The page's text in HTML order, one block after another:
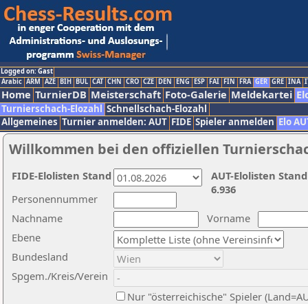
Logged on: Gast
Arabic ARM AZE BIH BUL CAT CHN CRO CZE DEN ENG ESP FAI FIN FRA GER GRE INA
Home TurnierDB Meisterschaft Foto-Galerie Meldekartei
Turnierschach-Elozahl Schnellschach-Elozahl
Allgemeines Turnier anmelden: AUT FIDE Spieler anmelden Elo
Willkommen bei den offiziellen
Nachname
Vorname
Ebene
Personennummer
Bundesland
Spgem./Kreis/Verein
Nur "österreichische" Spieler
AUT-Elolisten
6.936
FIDE-Elolisten Stand